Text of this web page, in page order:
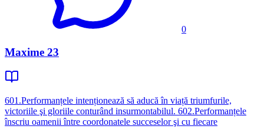
0
Maxime 23
601.Performanțele intenționează să aducă în viață triumfurile,
victoriile şi gloriile conturând insurmontabilul. 602.Performanțele
înscriu oamenii între coordonatele succeselor şi cu fiecare